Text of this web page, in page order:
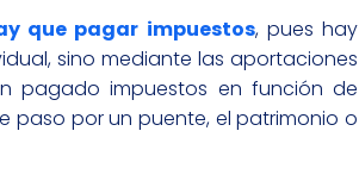
que pagar impuestos, pues hay
sino mediante las aportaciones
pagado impuestos en función de
paso por un puente, el patrimonio o